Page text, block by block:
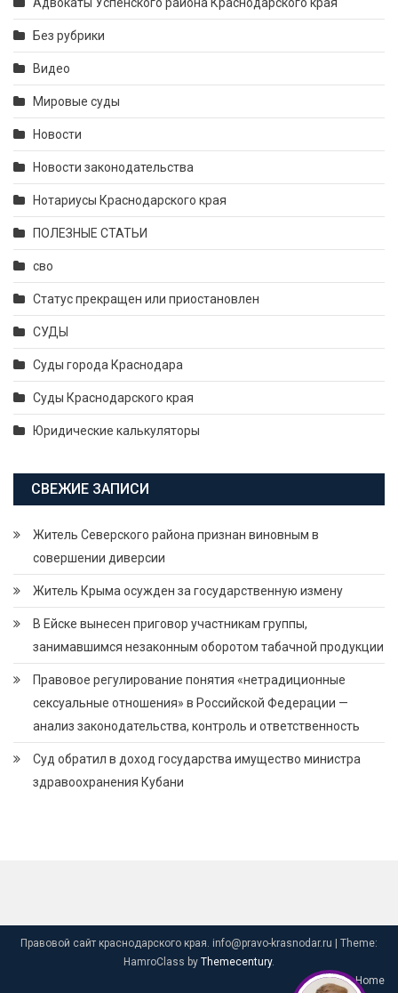
Без рубрики
Видео
Мировые суды
Новости
Новости законодательства
Нотариусы Краснодарского края
ПОЛЕЗНЫЕ СТАТЬИ
сво
Статус прекращен или приостановлен
СУДЫ
Суды города Краснодара
Суды Краснодарского края
Юридические калькуляторы
СВЕЖИЕ ЗАПИСИ
Житель Северского района признан виновным в
совершении диверсии
Житель Крыма осужден за государственную измену
В Ейске вынесен приговор участникам группы,
занимавшимся незаконным оборотом табачной продукции
Правовое регулирование понятия «нетрадиционные
сексуальные отношения» в Российской Федерации —
анализ законодательства, контроль и ответственность
Суд обратил в доход государства имущество министра
здравоохранения Кубани
Правовой сайт краснодарского края. info@pravo-krasnodar.ru
Theme:
HamroClass by Themecentury.
Home